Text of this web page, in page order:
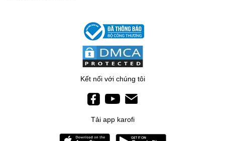
Kết nối với chúng tôi
Tải app karofi